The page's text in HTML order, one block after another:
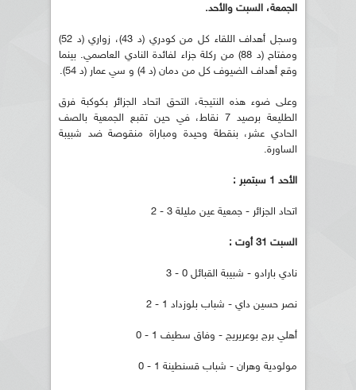
الجمعة، السبت والأحد.
وسجل أهداف اللقاء كل من كودري (د 43)، زواري (د 52)
ومفتاح (د 88) من ركلة جزاء لفائدة النادي العاصمي. بينما
وقع أهداف الضيوف كل من دمان (د 4) و سي عمار (د 54).
وعلى ضوء هذه النتيجة، التحق اتحاد الجزائر بكوكبة فرق
الطليعة برصيد 7 نقاط، في حين تقبع الجمعية بالصف
الحادي عشر، بنقطة وحيدة ومباراة منقوصة ضد شبيبة
الساورة.
الأحد 1 سبتمبر :
اتحاد الجزائر - جمعية عين مليلة 3 - 2
السبت 31 أوت :
نادي بارادو - شبيبة القبائل 0 - 3
نصر حسين داي - شباب بلوزداد 1 - 2
أهلي برج بوعريريج - وفاق سطيف 1 - 0
مولودية وهران - شباب قسنطينة 1 - 0